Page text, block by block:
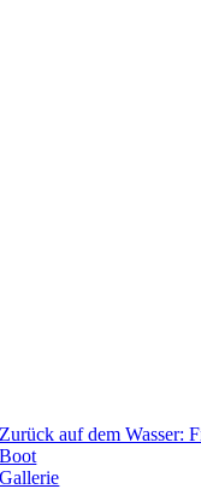
Zurück auf dem Wasser:
Boot
Gallerie